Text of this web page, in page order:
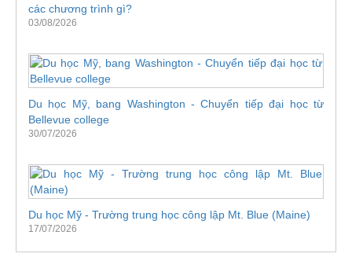
các chương trình gì?
03/08/2026
Du học Mỹ, bang Washington - Chuyển tiếp đại học từ
Bellevue college
30/07/2026
Du học Mỹ - Trường trung học công lập Mt. Blue (Maine)
17/07/2026